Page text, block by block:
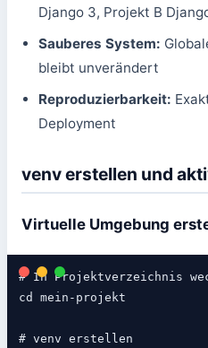
Django 3, Projekt B
Sauberes System:
bleibt unverändert
Reproduzierbarkeit:
Deployment
venv erstellen und
Virtuelle Umgebung
# In Projektverzeichnis
cd mein-projekt
# venv erstellen